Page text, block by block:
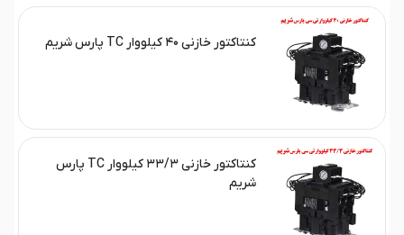
کنتاکتور خازنی ۴۰ کیلووار TC پارس شریم
کنتاکتور خازنی ۳۳/۳ کیلووار TC پارس
شریم